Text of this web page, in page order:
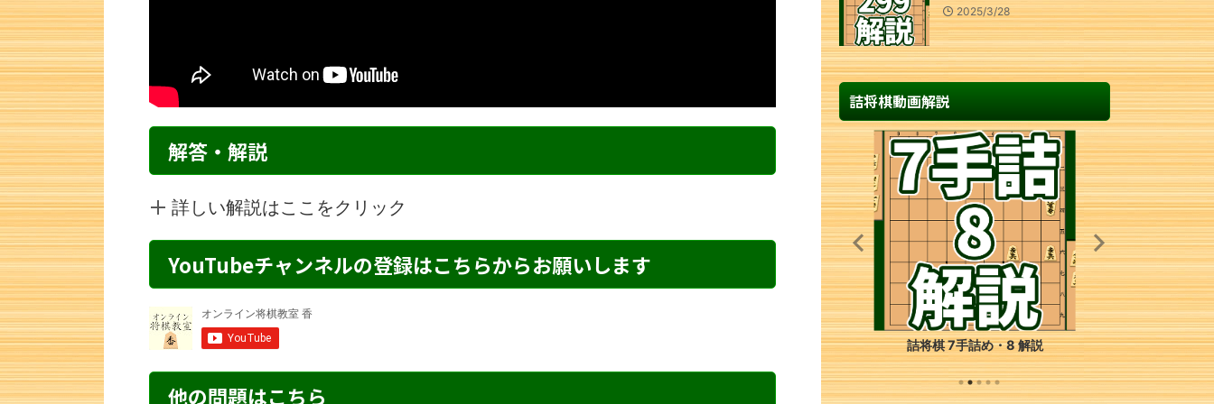
解答・解説
詳しい解説はここをクリック
YouTubeチャンネルの登録はこちらからお願いします
他の問題はこちら
2025/3/28
詰将棋動画解説
詰将棋 2手詰め・2 解説 詰将棋 2手詰め・217 解説 詰